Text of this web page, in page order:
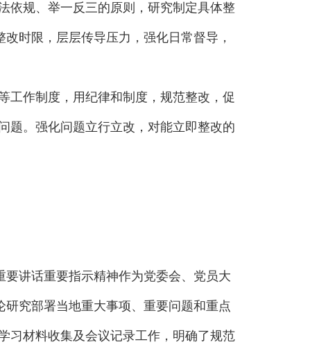
依规、举一反三的原则，研究制定具体整
时限，层层传导压力，强化日常督导，
工作制度，用纪律和制度，规范整改，促
题。强化问题立行立改，对能立即整改的
讲话重要指示精神作为党委会、党员大
究部署当地重大事项、重要问题和重点
习材料收集及会议记录工作，明确了规范